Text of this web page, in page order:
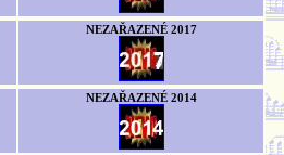
NEZAŘAZENÉ 2017
NEZAŘAZENÉ 2014